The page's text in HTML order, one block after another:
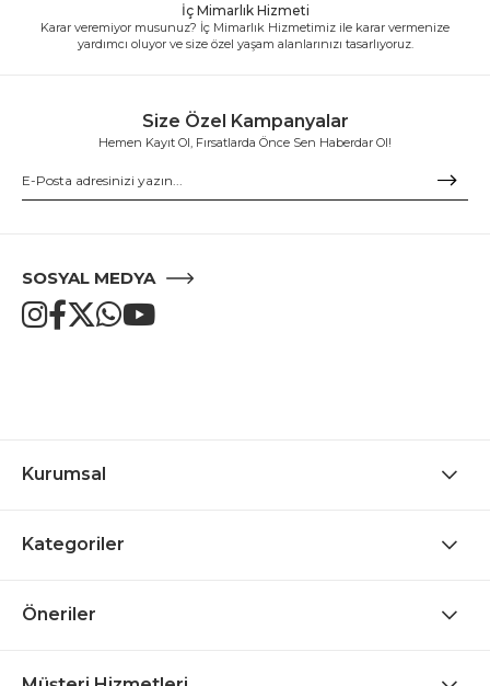
İç Mimarlık Hizmeti
Karar veremiyor musunuz? İç Mimarlık Hizmetimiz ile karar vermenize
yardımcı oluyor ve size özel yaşam alanlarınızı tasarlıyoruz.
Size Özel Kampanyalar
Hemen Kayıt Ol, Fırsatlarda Önce Sen Haberdar Ol!
SOSYAL MEDYA
Kurumsal
Kategoriler
Öneriler